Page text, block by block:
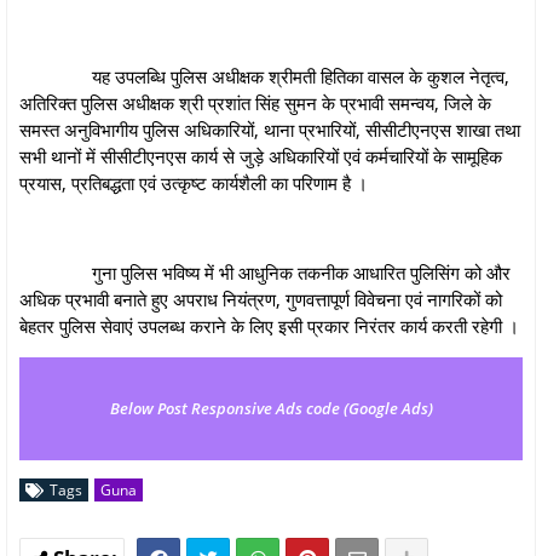
यह उपलब्धि पुलिस अधीक्षक श्रीमती हितिका वासल के कुशल नेतृत्व,
अतिरिक्त पुलिस अधीक्षक श्री प्रशांत सिंह सुमन के प्रभावी समन्वय, जिले के
समस्त अनुविभागीय पुलिस अधिकारियों, थाना प्रभारियों, सीसीटीएनएस शाखा तथा
सभी थानों में सीसीटीएनएस कार्य से जुड़े अधिकारियों एवं कर्मचारियों के सामूहिक
प्रयास, प्रतिबद्धता एवं उत्कृष्ट कार्यशैली का परिणाम है ।
गुना पुलिस भविष्य में भी आधुनिक तकनीक आधारित पुलिसिंग को और
अधिक प्रभावी बनाते हुए अपराध नियंत्रण, गुणवत्तापूर्ण विवेचना एवं नागरिकों को
बेहतर पुलिस सेवाएं उपलब्ध कराने के लिए इसी प्रकार निरंतर कार्य करती रहेगी ।
Below Post Responsive Ads code (Google Ads)
Tags Guna